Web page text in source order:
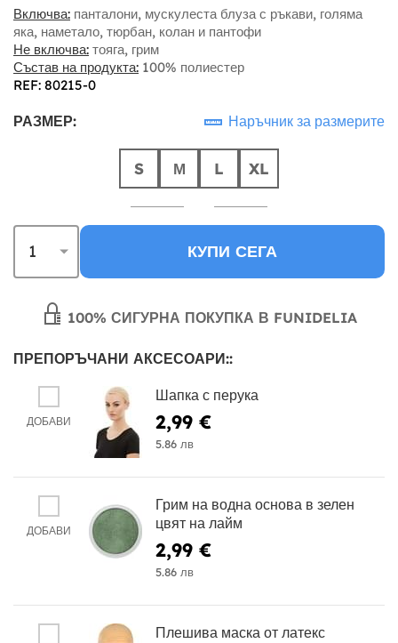
Включва: панталони, мускулеста блуза с ръкави, голяма
яка, наметало, тюрбан, колан и пантофи
Не включва: тояга, грим
Състав на продукта: 100% полиестер
REF: 80215-0
РАЗМЕР: Наръчник за размерите
S М L XL
КУПИ СЕГА
100% СИГУРНА ПОКУПКА В FUNIDELIA
ПРЕПОРЪЧАНИ АКСЕСОАРИ::
ДОБАВИ
Шапка с перука
2,99 €
5.86 лв
ДОБАВИ
Грим на водна основа в зелен
цвят на лайм
2,99 €
5.86 лв
Плешива маска от латекс